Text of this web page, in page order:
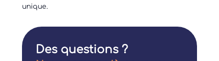
unique.
Des questions ?